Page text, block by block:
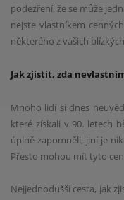
podezření, že se může
nejste vlastníkem
některého z vašich
Jak zjistit, zda
Mnoho lidí si dnes
které získali v 90. letech
úplně zapomněli, jiní je
Přesto mohou mít tyto
Nejjednodušší cesta, jak